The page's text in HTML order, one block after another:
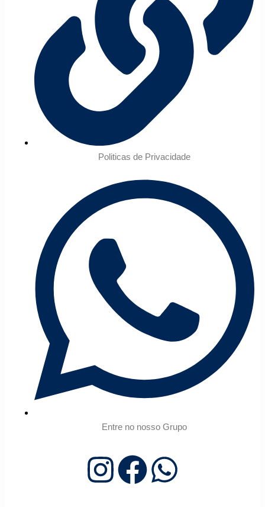
Politicas de Privacidade
Entre no nosso Grupo